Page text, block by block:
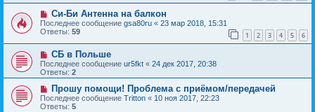
Си-Би Антенна на балкон
Последнее сообщение gsa80ru « 23 мар 2018, 15:31
Ответы: 59 1 2 3 4 5 6
СБ в Польше
Последнее сообщение ur5fkt « 24 дек 2017, 20:38
Ответы: 2
Прошу помощи! Проблема с приёмом/передачей
Последнее сообщение Tritton « 10 ноя 2017, 22:23
Ответы: 5